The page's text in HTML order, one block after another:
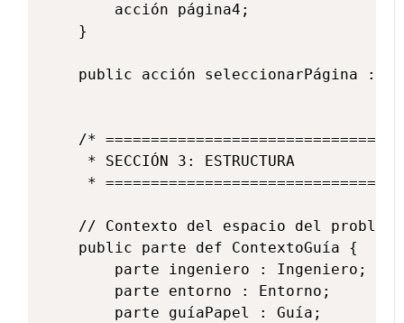
        acción página4;
    }
public acción seleccionarPágina :
/*
     * SECCIÓN 3: ESTRUCTURA
*
// Contexto del espacio del
    public parte def ContextoGuía {
        parte ingeniero : Ingeniero;
        parte entorno : Entorno;
        parte guíaPapel : Guía;